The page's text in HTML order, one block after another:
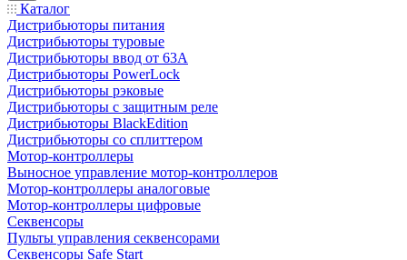
Каталог
Дистрибьюторы питания
Дистрибьюторы туровые
Дистрибьюторы ввод от 63A
Дистрибьюторы PowerLock
Дистрибьюторы рэковые
Дистрибьюторы с защитным реле
Дистрибьюторы BlackEdition
Дистрибьюторы со сплиттером
Мотор-контроллеры
Выносное управление мотор-контроллеров
Мотор-контроллеры аналоговые
Мотор-контроллеры цифровые
Секвенсоры
Пульты управления секвенсорами
Секвенсоры Safe Start